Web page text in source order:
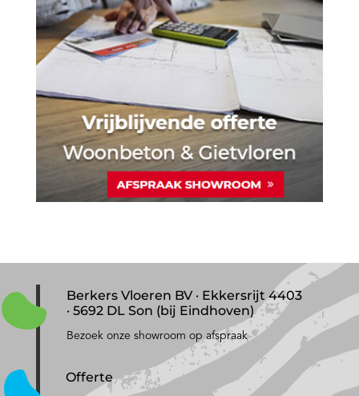
Berkers Vloeren BV · Ekkersrijt 4403
· 5692 DL Son (bij Eindhoven)
Bezoek onze showroom op afspraak
Offerte